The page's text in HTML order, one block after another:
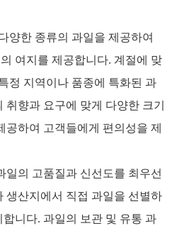
양한 종류의 과일을 제공하여
여지를 제공합니다. 계절에 맞
정 지역이나 품종에 특화된 과
취향과 요구에 맞게 다양한 크기
공하여 고객들에게 편의성을 제
일의 고품질과 신선도를 최우선
생산지에서 직접 과일을 선별하
합니다. 과일의 보관 및 유통 과